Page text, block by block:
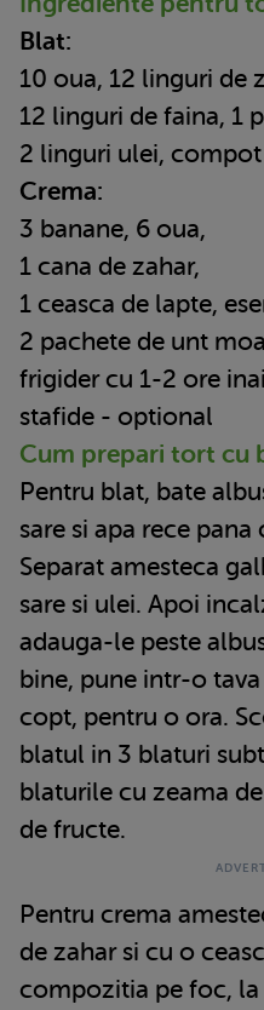
Blat:
10 oua, 12 linguri de
12 linguri de faina, 1
2 linguri ulei,
Crema:
3 banane, 6 oua,
1 cana de zahar,
1 ceasca de lapte,
2 pachete de unt
frigider cu 1-2 ore
stafide - optional
Cum prepari tort cu
Pentru blat, bate
sare si apa rece pana
Separat amesteca
sare si ulei. Apoi
adauga-le peste
bine, pune intr-o
copt, pentru o ora.
blatul in 3 blaturi
blaturile cu zeama
de fructe.
Pentru crema
de zahar si cu o
compozitia pe foc,